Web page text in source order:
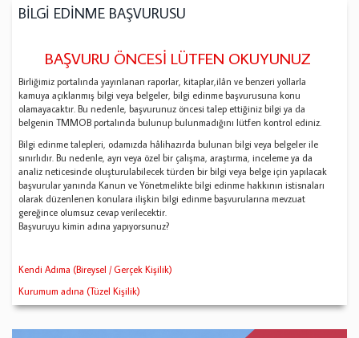
BİLGİ EDİNME BAŞVURUSU
BAŞVURU ÖNCESİ LÜTFEN OKUYUNUZ
Birliğimiz portalında yayınlanan raporlar, kitaplar,ilân ve benzeri yollarla
kamuya açıklanmış bilgi veya belgeler, bilgi edinme başvurusuna konu
olamayacaktır. Bu nedenle, başvurunuz öncesi talep ettiğiniz bilgi ya da
belgenin TMMOB portalında bulunup bulunmadığını lütfen kontrol ediniz.
Bilgi edinme talepleri, odamızda hâlihazırda bulunan bilgi veya belgeler ile
sınırlıdır. Bu nedenle, ayrı veya özel bir çalışma, araştırma, inceleme ya da
analiz neticesinde oluşturulabilecek türden bir bilgi veya belge için yapılacak
başvurular yanında Kanun ve Yönetmelikte bilgi edinme hakkının istisnaları
olarak düzenlenen konulara ilişkin bilgi edinme başvurularına mevzuat
gereğince olumsuz cevap verilecektir.
Başvuruyu kimin adına yapıyorsunuz?
Kendi Adıma (Bireysel / Gerçek Kişilik)
Kurumum adına (Tüzel Kişilik)